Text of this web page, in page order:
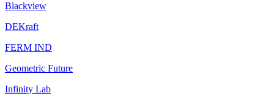
Blackview
DEKraft
FERM IND
Geometric Future
Infinity Lab